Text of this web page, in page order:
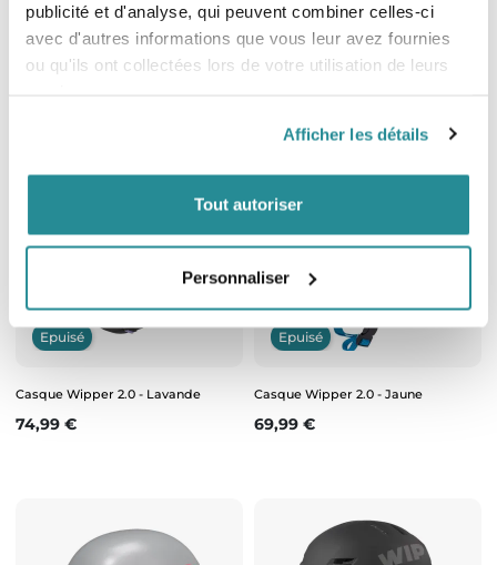
publicité et d'analyse, qui peuvent combiner celles-ci
avec d'autres informations que vous leur avez fournies
ou qu'ils ont collectées lors de votre utilisation de leurs
Afficher les détails
Tout autoriser
Personnaliser
Casque Wipper 2.0 - Rouge Mat
Prix
69,99 €
Casque Wipper 2.0 - Noir
Prix
74,99 €
Epuisé
Casque Wipper 2.0 - Lavande
Prix
74,99 €
Epuisé
Casque Wipper 2.0 - Jaune
Prix
69,99 €